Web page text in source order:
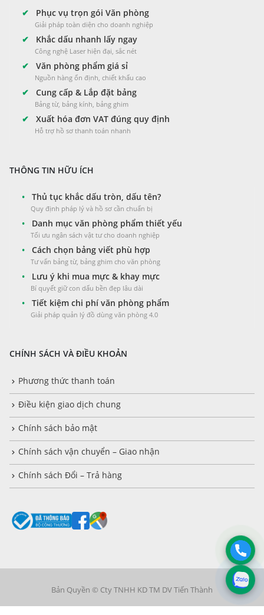
✔ Phục vụ trọn gói Văn phòng
Giải pháp toàn diện cho doanh nghiệp
✔ Khắc dấu nhanh lấy ngay
Công nghệ Laser hiện đại, sắc nét
✔ Văn phòng phẩm giá sỉ
Nguồn hàng ổn định, chiết khấu cao
✔ Cung cấp & Lắp đặt bảng
Bảng từ, bảng kính, bảng ghim
✔ Xuất hóa đơn VAT đúng quy định
Hỗ trợ hồ sơ thanh toán nhanh
THÔNG TIN HỮU ÍCH
• Thủ tục khắc dấu tròn, dấu tên?
Quy định pháp lý và hồ sơ cần chuẩn bị
• Danh mục văn phòng phẩm thiết yếu
Tối ưu ngân sách vật tư cho doanh nghiệp
• Cách chọn bảng viết phù hợp
Tư vấn bảng từ, bảng ghim cho văn phòng
• Lưu ý khi mua mực & khay mực
Bí quyết giữ con dấu bền đẹp lâu dài
• Tiết kiệm chi phí văn phòng phẩm
Giải pháp quản lý đồ dùng văn phòng 4.0
CHÍNH SÁCH VÀ ĐIỀU KHOẢN
Phương thức thanh toán
Điều kiện giao dịch chung
Chính sách bảo mật
Chính sách vận chuyển – Giao nhận
Chính sách Đổi – Trả hàng
Bản Quyền © Cty TNHH KD TM DV Tiến Thành